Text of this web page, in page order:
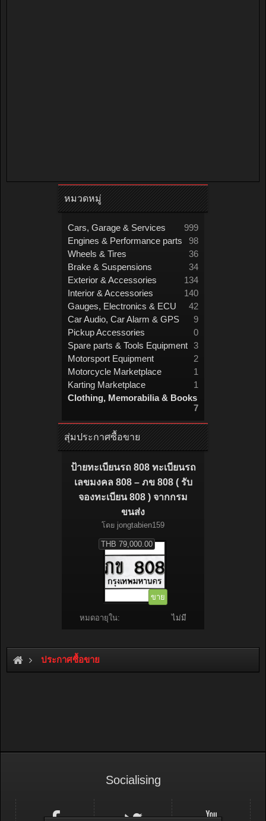
หมวดหมู่
Cars, Garage & Services
999
Engines & Performance parts
98
Wheels & Tires
36
Brake & Suspensions
34
Exterior & Accessories
134
Interior & Accessories
140
Gauges, Electronics & ECU
42
Car Audio, Car Alarm & GPS
9
Pickup Accessories
0
Spare parts & Tools Equipment 3
Motorsport Equipment
2
Motorcycle Marketplace
1
Karting Marketplace
1
Clothing, Memorabilia & Books
7
สุ่มประกาศซื้อขาย
ป้ายทะเบียนรถ 808 ทะเบียนรถ
เลขมงคล 808 – ภข 808 ( รับ
จองทะเบียน 808 ) จากกรม
ขนส่ง
โดย jongtabien159
ขาย
THB 79,000.00
หมดอายุใน: ไม่มี
ประกาศซื้อขาย
Socialising